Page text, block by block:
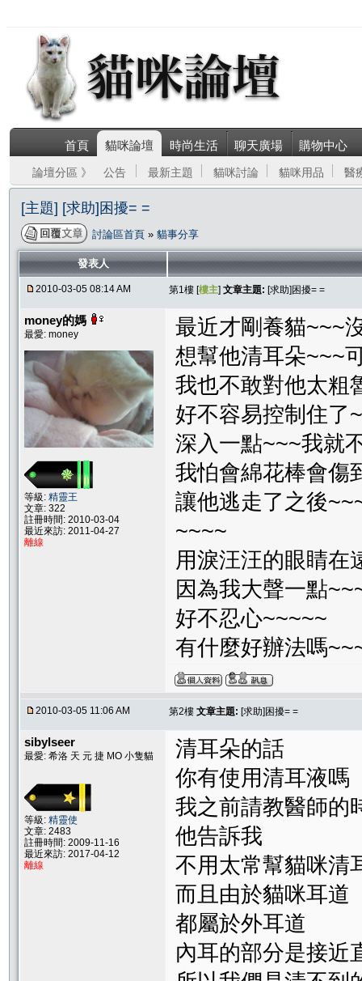
首頁 貓咪論壇 時尚生活 聊天廣場 購物中心
論壇分區 》 公告 最新主題 貓咪討論 貓咪用品 醫
[主題] [求助]困擾= =
討論區首頁 » 貓事分享
發表人
2010-03-05 08:14 AM 第1樓 [樓主] 文章主題: [求助]困擾= =
money的媽
最愛: money
等級: 精靈王
文章: 322
註冊時間: 2010-03-04
最近來訪: 2011-04-27
離線
最近才剛養貓~~~
想幫他清耳朵~~~
我也不敢對他太粗
好不容易控制住了
深入一點~~~我就
我怕會綿花棒會傷
讓他逃走了之後
~~~~
用淚汪汪的眼睛在
因為我大聲一點
好不忍心~~~~~
有什麼好辦法嗎
2010-03-05 11:06 AM 第2樓 文章主題: [求助]困擾= =
sibylseer
最愛: 希洛 天 元 捷 MO 小隻貓
等級: 精靈使
文章: 2483
註冊時間: 2009-11-16
最近來訪: 2017-04-12
離線
清耳朵的話
你有使用清耳液嗎
我之前請教醫師的
他告訴我
不用太常幫貓咪清
而且由於貓咪耳道
都屬於外耳道
內耳的部分是接近